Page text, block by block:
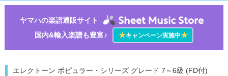
ヤマハの楽譜通販サイト
国内&輸入楽譜も豊富♪
★キャンペーン実施中★
エレクトーン ポピュラー・シリーズ グレード 7～6級 (FD付)